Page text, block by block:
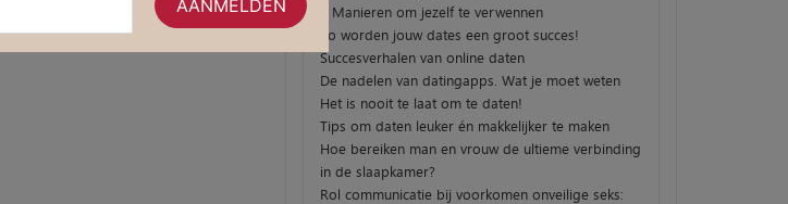
3 Manieren om jezelf te verwennen
Zo worden jouw dates een groot succes!
Succesverhalen van online daten
De nadelen van datingapps. Wat je moet weten
Het is nooit te laat om te daten!
Tips om daten leuker én makkelijker te maken
Hoe bereiken man en vrouw de ultieme verbinding
in de slaapkamer?
Rol communicatie bij voorkomen onveilige seks: